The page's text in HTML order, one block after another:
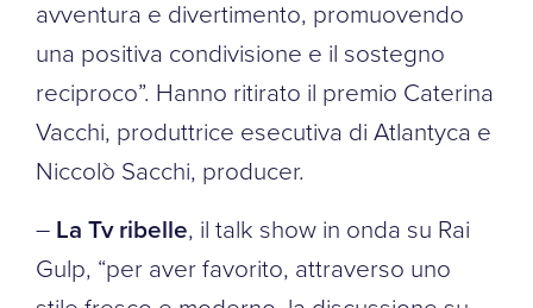
avventura e divertimento, promuovendo
una positiva condivisione e il sostegno
reciproco”. Hanno ritirato il premio Caterina
Vacchi, produttrice esecutiva di Atlantyca e
Niccolò Sacchi, producer.
– La Tv ribelle, il talk show in onda su Rai
Gulp, “per aver favorito, attraverso uno